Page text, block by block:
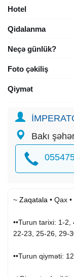
Hotel
Qidalanma
Neçə günlük?
Foto çəkiliş
Qiymət
Bakı
~ Zaqatala • Qax •
••Turun tarixi: 1-
22-23, 25-26, 29-
••Turun qiyməti: